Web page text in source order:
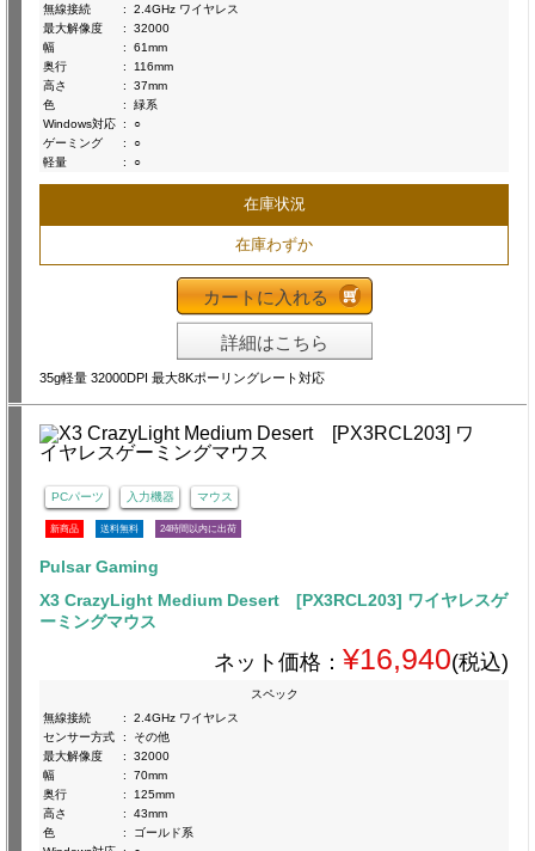
無線接続
:
2.4GHz ワイヤレス
最大解像度
:
32000
幅
:
61mm
奥行
:
116mm
高さ
:
37mm
色
:
緑系
Windows対応 :
○
ゲーミング
:
○
軽量
: ○
在庫状況
在庫わずか
カートに入れる
詳細はこちら
35g軽量 32000DPI 最大8Kポーリングレート対応
PCパーツ 入力機器 マウス
新商品 送料無料 24時間以内に出荷
Pulsar Gaming
X3 CrazyLight Medium Desert [PX3RCL203] ワイヤレスゲ
ーミングマウス
ネット価格： ¥16,940(税込)
スペック
無線接続
:
2.4GHz ワイヤレス
センサー方式
:
その他
最大解像度
:
32000
幅
:
70mm
奥行
:
125mm
高さ
:
43mm
色
:
ゴールド系